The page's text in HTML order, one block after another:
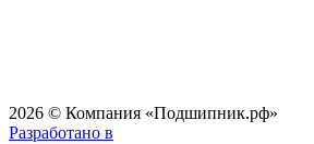
2026 © Компания «Подшипник.рф»
Разработано в